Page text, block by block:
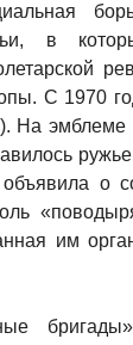
в
С 1970
На
о
им
бригады»